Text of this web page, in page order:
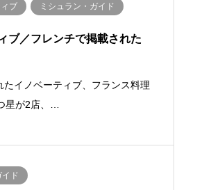
ブ ミシュラン・ガイド
ブ／フレンチで掲載された
たイノベーティブ、フランス料理
星が2店、…
ド